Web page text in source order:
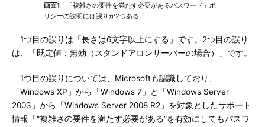
画面1 「複雑さの要件を満たす必要があるパスワード」ポ
リシーの説明には誤りが2つある
1つ目の誤りは「長さは6文字以上にする」です。2つ目の誤り
は、「既定値：無効（スタンドアロンサーバーの場合）」です。
1つ目の誤りについては、Microsoftも認識しており、
「Windows XP」から「Windows 7」と「Windows Server
2003」から「Windows Server 2008 R2」を対象としたサポート
情報「“複雑さの要件を満たす必要がある”を有効にしてもパスワ